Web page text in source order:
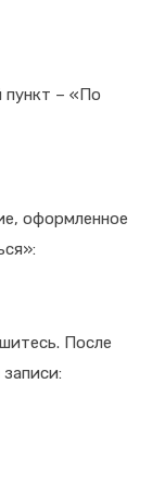
пункт – «По
оформленное
После